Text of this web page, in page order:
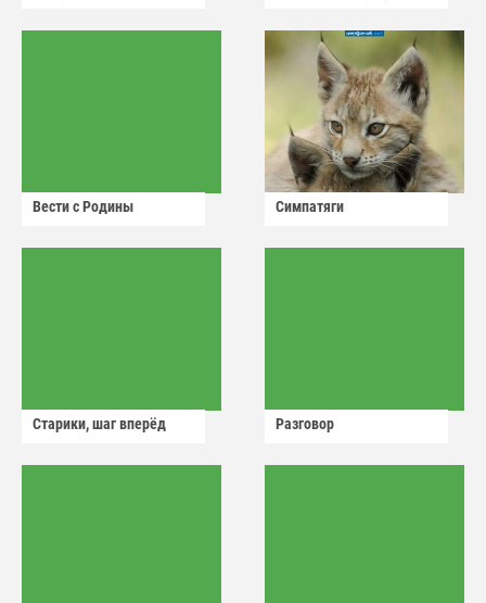
Вести с Родины Симпатяги
Старики, шаг вперёд Разговор